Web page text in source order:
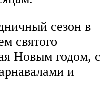
сезон в
святого
Новым годом, с
и